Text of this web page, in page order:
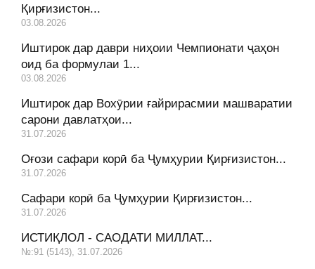
Қирғизистон...
03.08.2026
Иштирок дар даври ниҳоии Чемпионати ҷаҳон
оид ба формулаи 1...
03.08.2026
Иштирок дар Вохӯрии ғайрирасмии машваратии
сарони давлатҳои...
31.07.2026
Оғози сафари корӣ ба Ҷумҳурии Қирғизистон...
31.07.2026
Сафари корӣ ба Ҷумҳурии Қирғизистон...
31.07.2026
ИСТИҚЛОЛ - САОДАТИ МИЛЛАТ...
№:91 (5143), 31.07.2026